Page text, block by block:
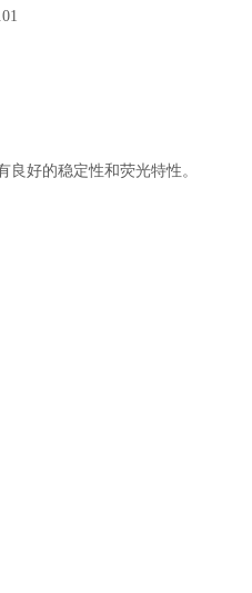
好的稳定性和荧光特性。